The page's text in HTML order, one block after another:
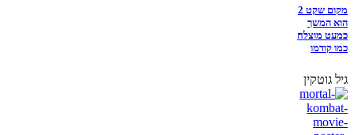
מקום שקט 2
הוא המשך
כמעט מוצלח
כמו קודמו
גיל גוטקין